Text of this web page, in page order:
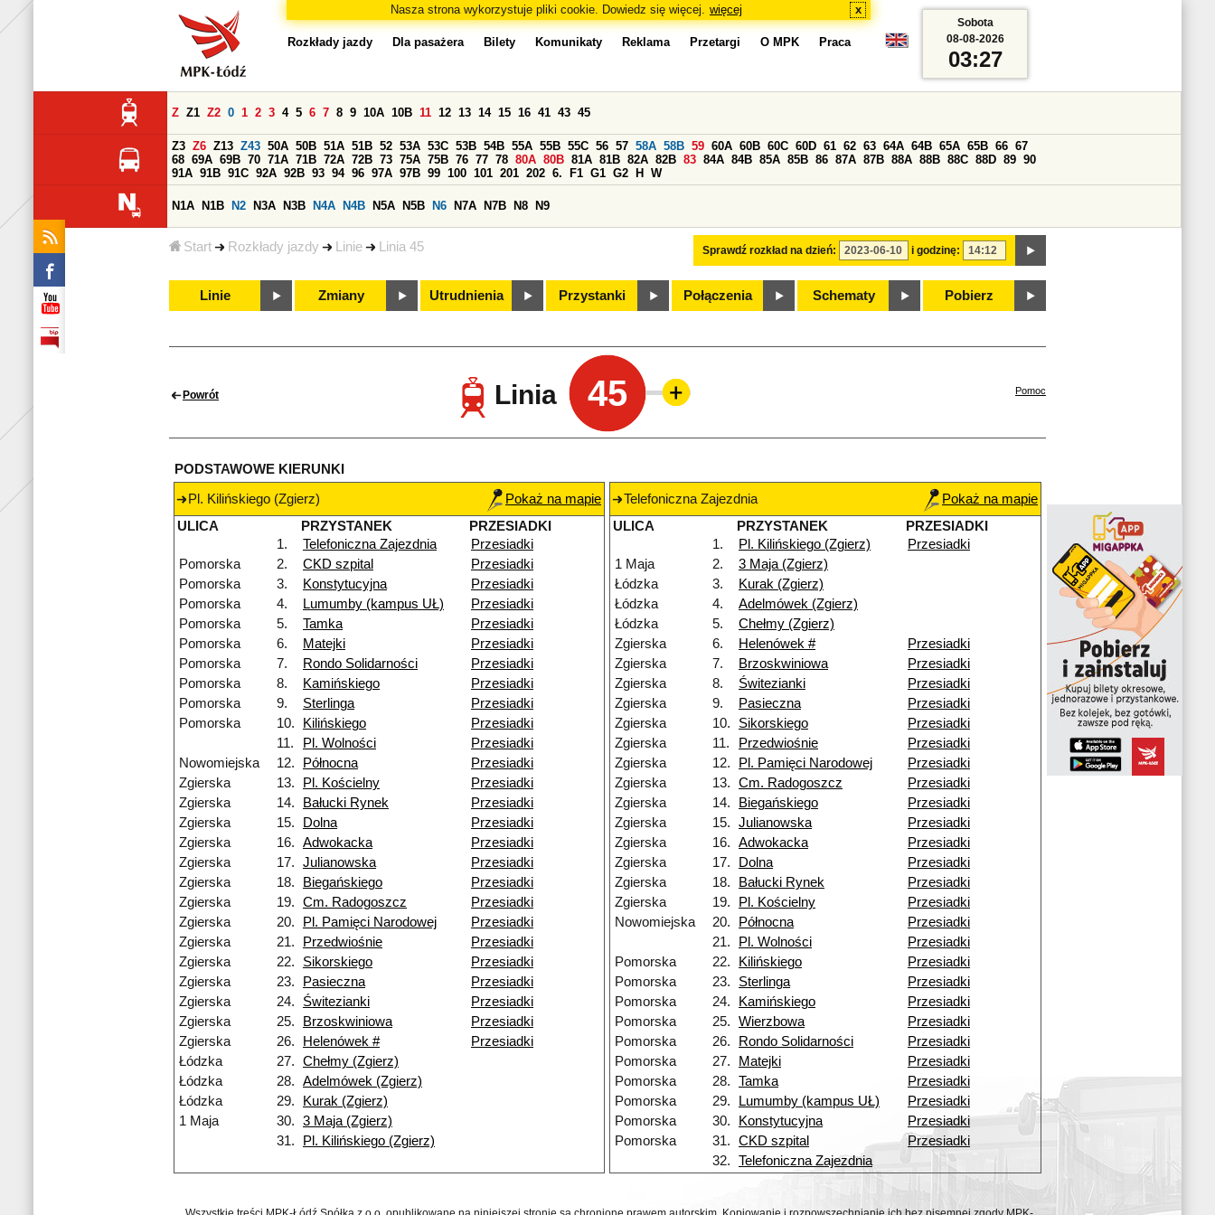
Nasza strona wykorzystuje pliki cookie. Dowiedz się więcej. więcej x
Start Rozkłady jazdy Linie Linia 45
Rozkłady jazdy Dla pasażera Bilety Komunikaty Reklama Przetargi O MPK Praca
Sprawdź rozkład na dzień: i godzinę:
Z Z1 Z2 0 1 2 3 4 5 6 7 8 9 10A 10B 11 12 13 14 15 16 41 43 45
Z3 Z6 Z13 Z43 50A 50B 51A 51B 52 53A 53C 53B 54B 55A 55B 55C 56 57 58A 58B 59 60A 60B 60C 60D 61 62 63 64A 64B 65A 65B 66 67
68 69A 69B 70 71A 71B 72A 72B 73 75A 75B 76 77 78 80A 80B 81A 81B 82A 82B 83 84A 84B 85A 85B 86 87A 87B 88A 88B 88C 88D 89 90
91A 91B 91C 92A 92B 93 94 96 97A 97B 99 100 101 201 202 6. F1 G1 G2 H W
N1A N1B N2 N3A N3B N4A N4B N5A N5B N6 N7A N7B N8 N9
Linie Zmiany Utrudnienia Przystanki Połączenia Schematy Pobierz
Sobota
08-08-2026
03:27
Powrót Linia 45 Pomoc
PODSTAWOWE KIERUNKI
Pl. Kilińskiego (Zgierz)
Pokaż na mapie
ULICA
PRZYSTANEK
PRZESIADKI
1.
Telefoniczna Zajezdnia
Przesiadki
Pomorska
2. CKD szpital
Przesiadki
Pomorska
3. Konstytucyjna
Przesiadki
Pomorska
4. Lumumby (kampus UŁ)
Przesiadki
Pomorska
5. Tamka
Przesiadki
Pomorska
6. Matejki
Przesiadki
Pomorska
7. Rondo Solidarności
Przesiadki
Pomorska
8. Kamińskiego
Przesiadki
Pomorska
9. Sterlinga
Przesiadki
Pomorska
10. Kilińskiego
Przesiadki
11.
Pl. Wolności
Przesiadki
Nowomiejska
12. Północna
Przesiadki
Zgierska
13. Pl. Kościelny
Przesiadki
Zgierska
14. Bałucki Rynek
Przesiadki
Zgierska
15. Dolna
Przesiadki
Zgierska
16. Adwokacka
Przesiadki
Zgierska
17. Julianowska
Przesiadki
Zgierska
18. Biegańskiego
Przesiadki
Zgierska
19. Cm. Radogoszcz
Przesiadki
Zgierska
20. Pl. Pamięci Narodowej
Przesiadki
Zgierska
21. Przedwiośnie
Przesiadki
Zgierska
22. Sikorskiego
Przesiadki
Zgierska
23. Pasieczna
Przesiadki
Zgierska
24. Świtezianki
Przesiadki
Zgierska
25. Brzoskwiniowa
Przesiadki
Zgierska
26. Helenówek #
Przesiadki
Łódzka
27.
Chełmy (Zgierz)
Łódzka
28.
Adelmówek (Zgierz)
Łódzka
29.
Kurak (Zgierz)
1 Maja
30.
3 Maja (Zgierz)
31.
Pl. Kilińskiego (Zgierz)
Telefoniczna Zajezdnia
Pokaż na mapie
ULICA
PRZYSTANEK
PRZESIADKI
1.
Pl. Kilińskiego (Zgierz)
Przesiadki
1 Maja
2.
3 Maja (Zgierz)
Łódzka
3.
Kurak (Zgierz)
Łódzka
4.
Adelmówek (Zgierz)
Łódzka
5.
Chełmy (Zgierz)
Zgierska
6. Helenówek #
Przesiadki
Zgierska
7. Brzoskwiniowa
Przesiadki
Zgierska
8. Świtezianki
Przesiadki
Zgierska
9. Pasieczna
Przesiadki
Zgierska
10. Sikorskiego
Przesiadki
Zgierska
11. Przedwiośnie
Przesiadki
Zgierska
12. Pl. Pamięci Narodowej
Przesiadki
Zgierska
13. Cm. Radogoszcz
Przesiadki
Zgierska
14. Biegańskiego
Przesiadki
Zgierska
15. Julianowska
Przesiadki
Zgierska
16. Adwokacka
Przesiadki
Zgierska
17. Dolna
Przesiadki
Zgierska
18. Bałucki Rynek
Przesiadki
Zgierska
19. Pl. Kościelny
Przesiadki
Nowomiejska
20. Północna
Przesiadki
21.
Pl. Wolności
Przesiadki
Pomorska
22. Kilińskiego
Przesiadki
Pomorska
23. Sterlinga
Przesiadki
Pomorska
24. Kamińskiego
Przesiadki
Pomorska
25. Wierzbowa
Przesiadki
Pomorska
26. Rondo Solidarności
Przesiadki
Pomorska
27. Matejki
Przesiadki
Pomorska
28. Tamka
Przesiadki
Pomorska
29. Lumumby (kampus UŁ)
Przesiadki
Pomorska
30. Konstytucyjna
Przesiadki
Pomorska
31. CKD szpital
Przesiadki
32.
Telefoniczna Zajezdnia